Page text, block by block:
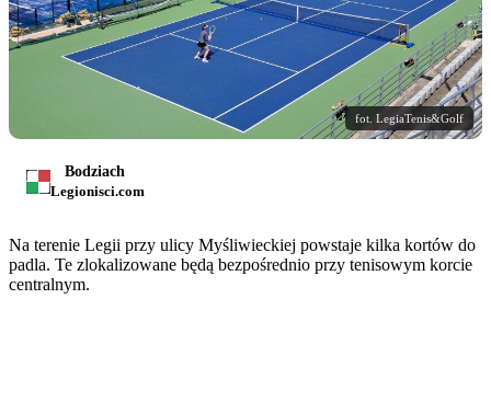
fot. LegiaTenis&Golf
Bodziach
Legionisci.com
Na terenie Legii przy ulicy Myśliwieckiej powstaje kilka kortów do
padla. Te zlokalizowane będą bezpośrednio przy tenisowym korcie
centralnym.